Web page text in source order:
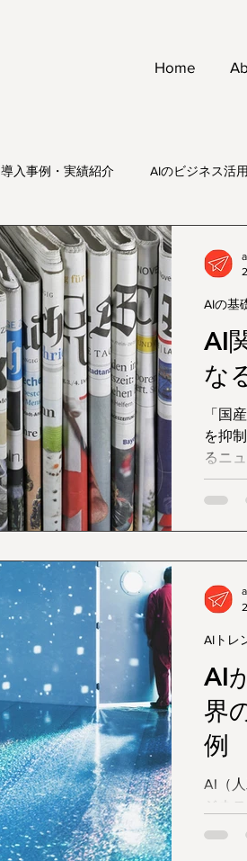
Home
導入事例・実績紹介 AIのビジネス活用
AI
な
「国
を抑制」
るニ
場す
ってしま
はま
戦が10倍
スを
個を
AIの基
AI
界
例
AI（
ジネ
ーシ
AIトレ